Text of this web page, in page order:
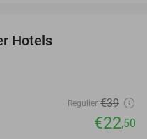
Hotels
Regulier €39
€22,50